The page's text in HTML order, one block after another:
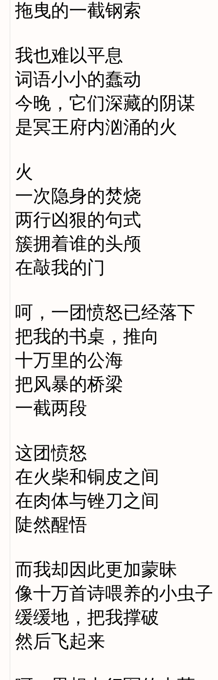
拖曳的一截钢索
我也难以平息
词语小小的蠢动
今晚，它们深藏的阴谋
是冥王府内汹涌的火
火
一次隐身的焚烧
两行凶狠的句式
簇拥着谁的头颅
在敲我的门
呵，一团愤怒已经落下
把我的书桌，推向
十万里的公海
把风暴的桥梁
一截两段
这团愤怒
在火柴和铜皮之间
在肉体与锉刀之间
陡然醒悟
而我却因此更加蒙昧
像十万首诗喂养的小虫子
缓缓地，把我撑破
然后飞起来